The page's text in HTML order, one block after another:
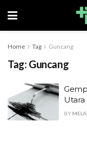
Home Tag Guncang
Tag: Guncang
Utara
BY